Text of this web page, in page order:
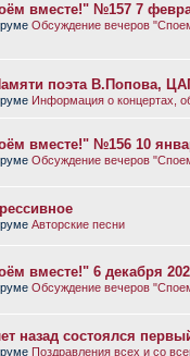
вместе!" №157 7
Обсуждение вечеров
поэта В.Попова,
Информация о концертах,
вместе!" №156 10
Обсуждение вечеров
Авторские песни
вместе!" 6 декабря
Обсуждение вечеров
назад состоялся
Поздравления всех и со